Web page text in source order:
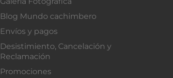
Blog Mundo cachimbero
Envíos y pagos
Desistimiento, Cancelación y
Reclamación
Promociones